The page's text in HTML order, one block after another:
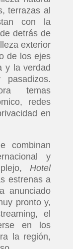
terrazas al
con la
detrás de
exterior
de los ejes
y la verdad
temas
redes
en
combinan
y
Hotel
estrenas a
anunciado
pronto y,
el
en los
la región,